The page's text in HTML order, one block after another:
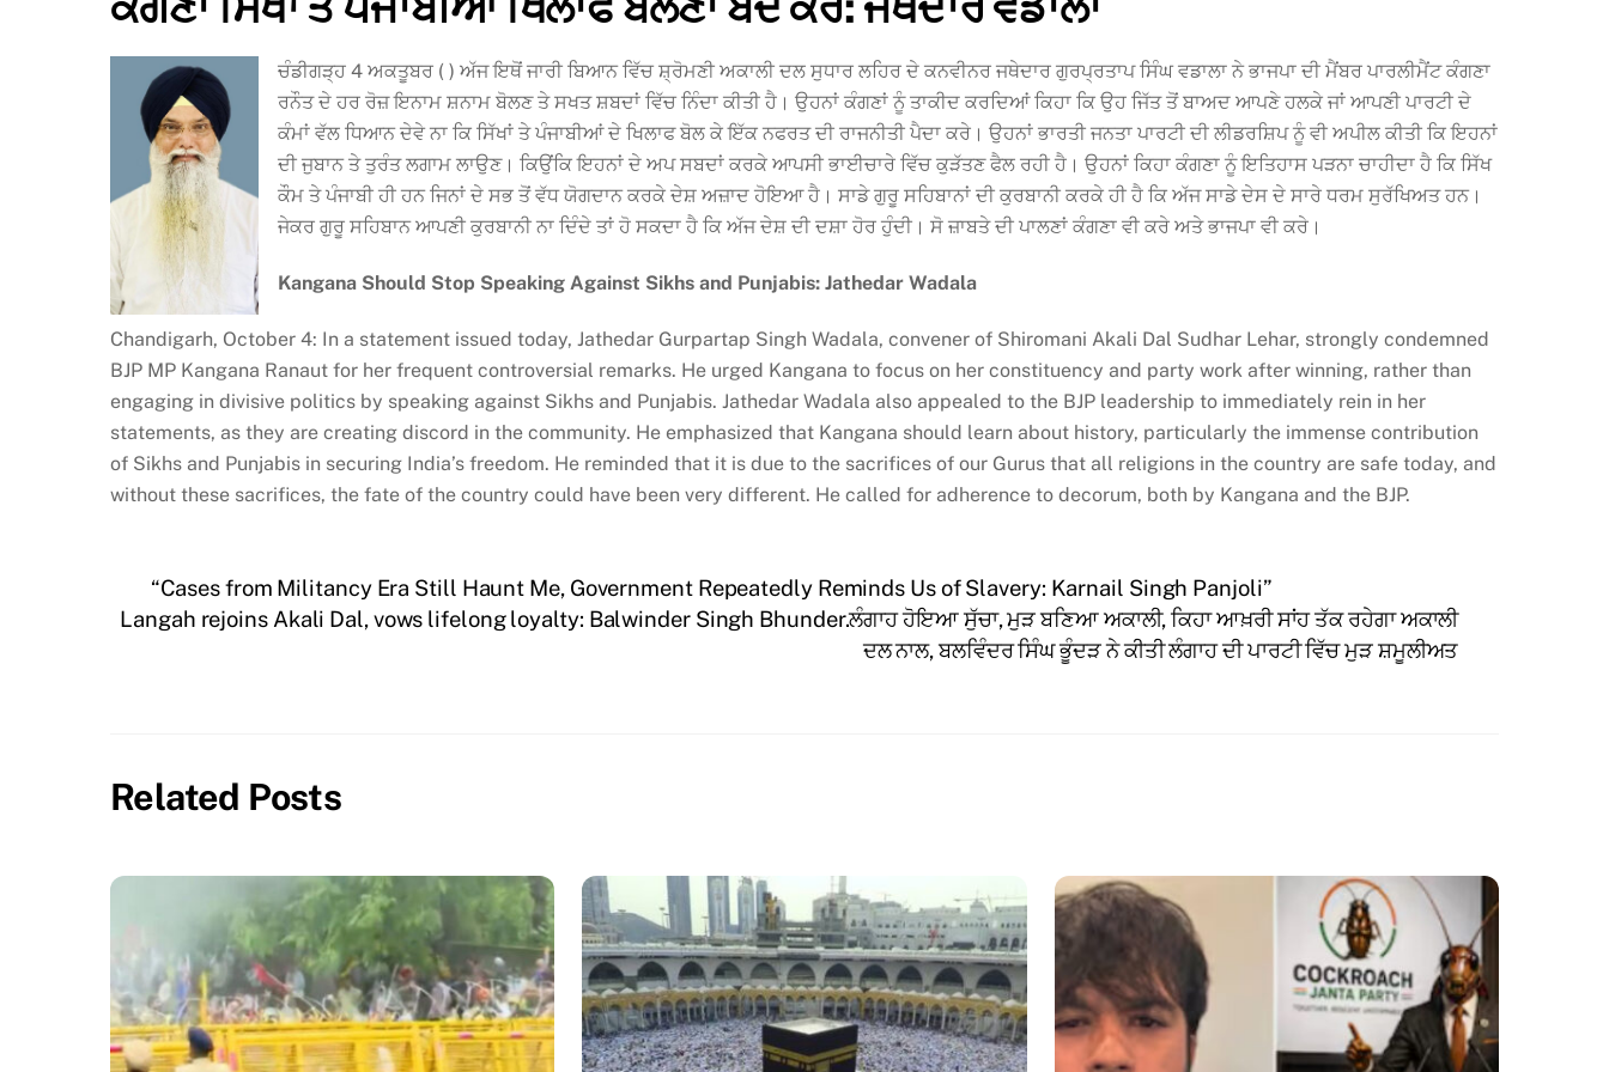
ਚੰਡੀਗੜ੍ਹ 4 ਅਕਤੂਬਰ ( ) ਅੱਜ ਇਥੋਂ ਜਾਰੀ ਬਿਆਨ ਵਿੱਚ ਸ਼੍ਰੋਮਣੀ ਅਕਾਲੀ ਦਲ ਸੁਧਾਰ ਲਹਿਰ ਦੇ ਕਨਵੀਨਰ ਜਥੇਦਾਰ ਗੁਰਪ੍ਰਤਾਪ ਸਿੰਘ ਵਡਾਲਾ ਨੇ ਭਾਜਪਾ ਦੀ ਮੈਂਬਰ ਪਾਰਲੀਮੈਂਟ ਕੰਗਣਾ
ਰਨੌਤ ਦੇ ਹਰ ਰੋਜ਼ ਇਨਾਮ ਸ਼ਨਾਮ ਬੋਲਣ ਤੇ ਸਖਤ ਸ਼ਬਦਾਂ ਵਿੱਚ ਨਿੰਦਾ ਕੀਤੀ ਹੈ। ਉਹਨਾਂ ਕੰਗਣਾਂ ਨੂੰ ਤਾਕੀਦ ਕਰਦਿਆਂ ਕਿਹਾ ਕਿ ਉਹ ਜਿੱਤ ਤੋਂ ਬਾਅਦ ਆਪਣੇ ਹਲਕੇ ਜਾਂ ਆਪਣੀ ਪਾਰਟੀ ਦੇ
ਕੰਮਾਂ ਵੱਲ ਧਿਆਨ ਦੇਵੇ ਨਾ ਕਿ ਸਿੱਖਾਂ ਤੇ ਪੰਜਾਬੀਆਂ ਦੇ ਖਿਲਾਫ ਬੋਲ ਕੇ ਇੱਕ ਨਫਰਤ ਦੀ ਰਾਜਨੀਤੀ ਪੈਦਾ ਕਰੇ। ਉਹਨਾਂ ਭਾਰਤੀ ਜਨਤਾ ਪਾਰਟੀ ਦੀ ਲੀਡਰਸ਼ਿਪ ਨੂੰ ਵੀ ਅਪੀਲ ਕੀਤੀ ਕਿ ਇਹਨਾਂ
ਦੀ ਜੁਬਾਨ ਤੇ ਤੁਰੰਤ ਲਗਾਮ ਲਾਉਣ। ਕਿਉਂਕਿ ਇਹਨਾਂ ਦੇ ਅਪ ਸਬਦਾਂ ਕਰਕੇ ਆਪਸੀ ਭਾਈਚਾਰੇ ਵਿੱਚ ਕੁੜੱਤਣ ਫੈਲ ਰਹੀ ਹੈ। ਉਹਨਾਂ ਕਿਹਾ ਕੰਗਣਾ ਨੂੰ ਇਤਿਹਾਸ ਪੜਨਾ ਚਾਹੀਦਾ ਹੈ ਕਿ ਸਿੱਖ
ਕੌਮ ਤੇ ਪੰਜਾਬੀ ਹੀ ਹਨ ਜਿਨਾਂ ਦੇ ਸਭ ਤੋਂ ਵੱਧ ਯੋਗਦਾਨ ਕਰਕੇ ਦੇਸ਼ ਅਜ਼ਾਦ ਹੋਇਆ ਹੈ। ਸਾਡੇ ਗੁਰੂ ਸਹਿਬਾਨਾਂ ਦੀ ਕੁਰਬਾਨੀ ਕਰਕੇ ਹੀ ਹੈ ਕਿ ਅੱਜ ਸਾਡੇ ਦੇਸ ਦੇ ਸਾਰੇ ਧਰਮ ਸੁਰੱਖਿਅਤ ਹਨ।
ਜੇਕਰ ਗੁਰੂ ਸਹਿਬਾਨ ਆਪਣੀ ਕੁਰਬਾਨੀ ਨਾ ਦਿੰਦੇ ਤਾਂ ਹੋ ਸਕਦਾ ਹੈ ਕਿ ਅੱਜ ਦੇਸ਼ ਦੀ ਦਸ਼ਾ ਹੋਰ ਹੁੰਦੀ। ਸੋ ਜ਼ਾਬਤੇ ਦੀ ਪਾਲਣਾਂ ਕੰਗਣਾ ਵੀ ਕਰੇ ਅਤੇ ਭਾਜਪਾ ਵੀ ਕਰੇ।
Kangana Should Stop Speaking Against Sikhs and Punjabis: Jathedar Wadala
Chandigarh, October 4: In a statement issued today, Jathedar Gurpartap Singh Wadala, convener of Shiromani Akali Dal Sudhar Lehar, strongly condemned
BJP MP Kangana Ranaut for her frequent controversial remarks. He urged Kangana to focus on her constituency and party work after winning, rather than
engaging in divisive politics by speaking against Sikhs and Punjabis. Jathedar Wadala also appealed to the BJP leadership to immediately rein in her
statements, as they are creating discord in the community. He emphasized that Kangana should learn about history, particularly the immense contribution
of Sikhs and Punjabis in securing India’s freedom. He reminded that it is due to the sacrifices of our Gurus that all religions in the country are safe today, and
without these sacrifices, the fate of the country could have been very different. He called for adherence to decorum, both by Kangana and the BJP.
“Cases from Militancy Era Still Haunt Me, Government Repeatedly Reminds Us of Slavery: Karnail Singh Panjoli”
Langah rejoins Akali Dal, vows lifelong loyalty: Balwinder Singh Bhunder.ਲੰਗਾਹ ਹੋਇਆ ਸੁੱਚਾ, ਮੁੜ ਬਣਿਆ ਅਕਾਲੀ, ਕਿਹਾ ਆਖ਼ਰੀ ਸਾਂਹ ਤੱਕ ਰਹੇਗਾ ਅਕਾਲੀ
ਦਲ ਨਾਲ, ਬਲਵਿੰਦਰ ਸਿੰਘ ਭੂੰਦੜ ਨੇ ਕੀਤੀ ਲੰਗਾਹ ਦੀ ਪਾਰਟੀ ਵਿੱਚ ਮੁੜ ਸ਼ਮੂਲੀਅਤ
Related Posts